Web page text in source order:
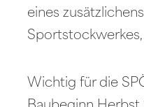
eines
Wichtig für die